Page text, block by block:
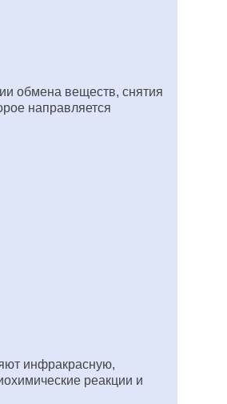
обмена веществ, снятия
направляется
инфракрасную,
реакции и